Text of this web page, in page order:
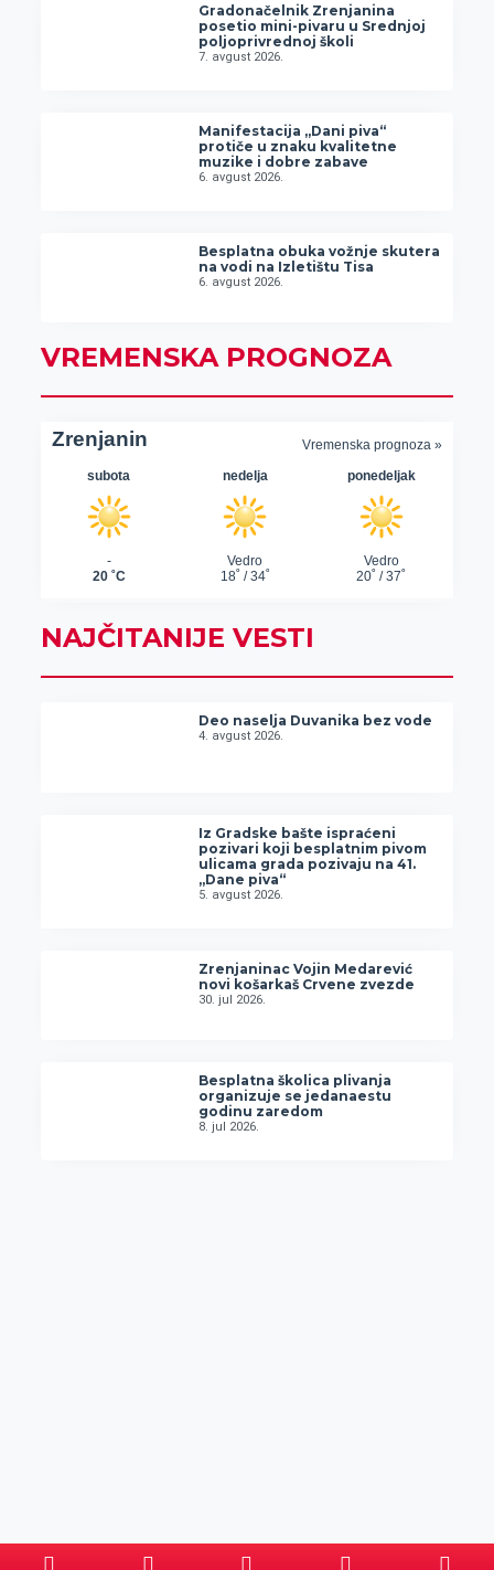
Gradonačelnik Zrenjanina
posetio mini-pivaru u Srednjoj
poljoprivrednoj školi
7. avgust 2026.
Manifestacija „Dani piva“
protiče u znaku kvalitetne
muzike i dobre zabave
6. avgust 2026.
Besplatna obuka vožnje skutera
na vodi na Izletištu Tisa
6. avgust 2026.
VREMENSKA PROGNOZA
NAJČITANIJE VESTI
Deo naselja Duvanika bez vode
4. avgust 2026.
Iz Gradske bašte ispraćeni
pozivari koji besplatnim pivom
ulicama grada pozivaju na 41.
„Dane piva“
5. avgust 2026.
Zrenjaninac Vojin Medarević
novi košarkaš Crvene zvezde
30. jul 2026.
Besplatna školica plivanja
organizuje se jedanaestu
godinu zaredom
8. jul 2026.